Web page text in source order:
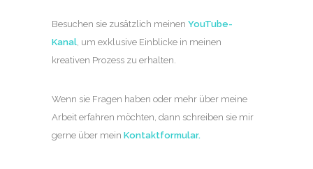
Besuchen sie zusätzlich meinen YouTube-
Kanal, um exklusive Einblicke in meinen
kreativen Prozess zu erhalten.
Wenn sie Fragen haben oder mehr über meine
Arbeit erfahren möchten, dann schreiben sie mir
gerne über mein Kontaktformular.